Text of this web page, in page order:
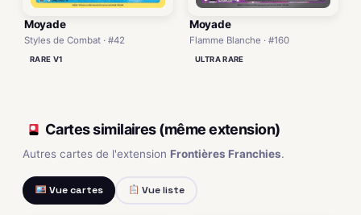
Moyade
Styles de Combat · #42
RARE V1
Moyade
Flamme Blanche · #160
ULTRA RARE
Cartes similaires (même extension)
Autres cartes de l'extension Frontières Franchies.
Vue cartes Vue liste